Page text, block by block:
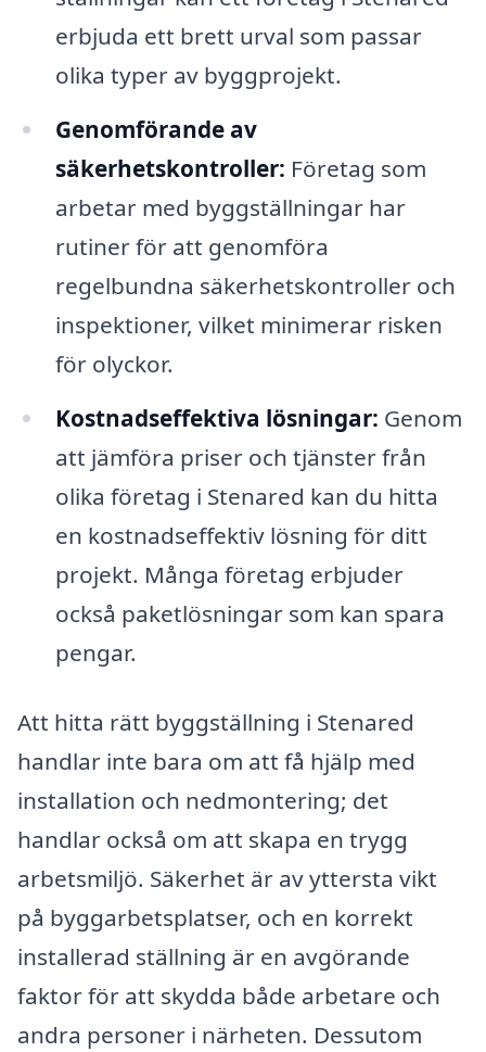
erbjuda ett brett urval som passar
olika typer av byggprojekt.
Genomförande av
säkerhetskontroller: Företag som
arbetar med byggställningar har
rutiner för att genomföra
regelbundna säkerhetskontroller och
inspektioner, vilket minimerar risken
för olyckor.
Kostnadseffektiva lösningar: Genom
att jämföra priser och tjänster från
olika företag i Stenared kan du hitta
en kostnadseffektiv lösning för ditt
projekt. Många företag erbjuder
också paketlösningar som kan spara
pengar.
Att hitta rätt byggställning i Stenared
handlar inte bara om att få hjälp med
installation och nedmontering; det
handlar också om att skapa en trygg
arbetsmiljö. Säkerhet är av yttersta vikt
på byggarbetsplatser, och en korrekt
installerad ställning är en avgörande
faktor för att skydda både arbetare och
andra personer i närheten. Dessutom